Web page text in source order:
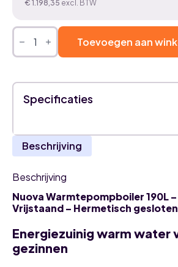
€ 1.198,35 excl. BTW
Nuova
Warmtepompboiler
–
–
A+
Vrijstaand
gesloten
aantal
Toevoegen aan
Specificaties
Beschrijving
Beschrijving
Nuova Warmtepompboiler 190L –
Vrijstaand – Hermetisch gesloten
Energiezuinig warm water
gezinnen